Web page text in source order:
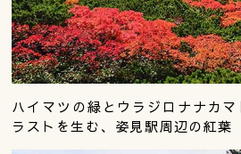
ハイマツの緑とウラジロナナカ
ラストを生む、姿見駅周辺の紅葉